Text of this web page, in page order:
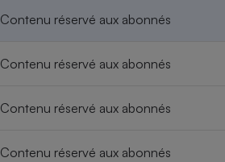
Contenu réservé aux abonnés
Contenu réservé aux abonnés
Contenu réservé aux abonnés
Contenu réservé aux abonnés